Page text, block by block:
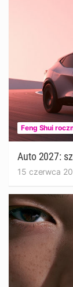
Feng Shui
Auto 2027:
15 czerwca